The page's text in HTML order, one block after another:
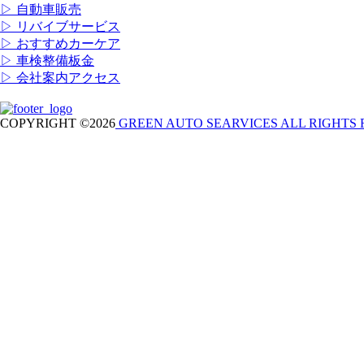
▷ 自動車販売
▷ リバイブサービス
▷ おすすめカーケア
▷ 車検整備板金
▷ 会社案内アクセス
COPYRIGHT ©2026 GREEN AUTO SEARVICES ALL RIGHTS